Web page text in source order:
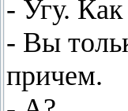
- Угу.
- Вы
причем.